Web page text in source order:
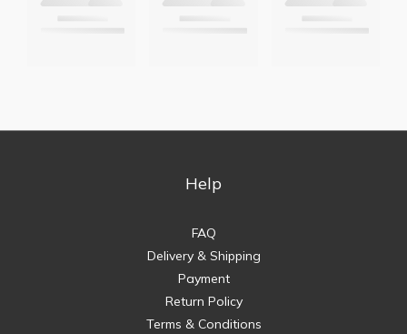
Help
FAQ
Delivery & Shipping
Payment
Return Policy
Terms & Conditions